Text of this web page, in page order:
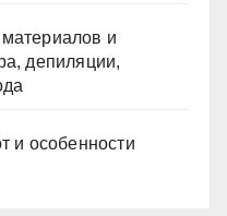
и
депиляции,
и особенности